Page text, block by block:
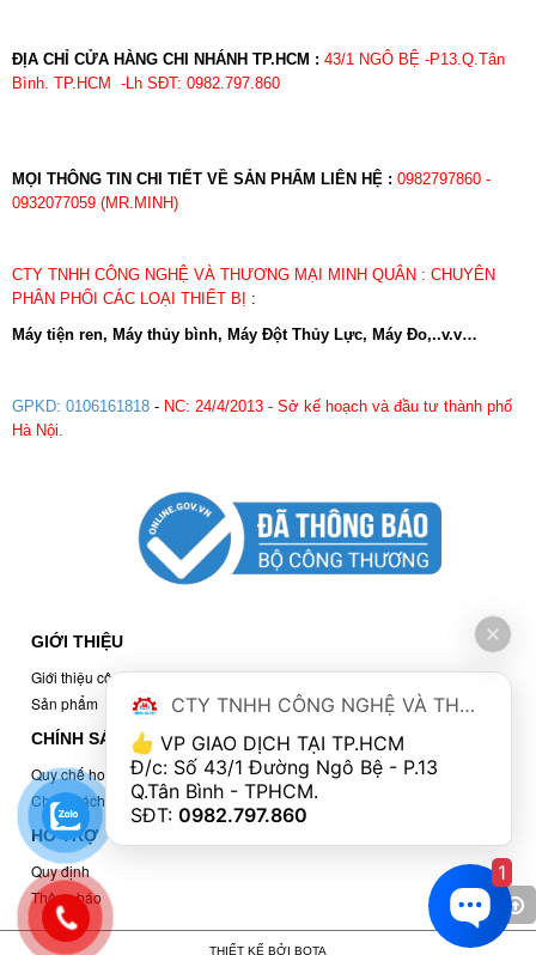
ĐỊA CHỈ CỬA HÀNG CHI NHÁNH TP.HCM : 43/1 NGÔ BỆ -P13.Q.Tân
Bình. TP.HCM -Lh SĐT: 0982.797.860
MỌI THÔNG TIN CHI TIẾT VỀ SẢN PHẨM LIÊN HỆ : 0982797860 -
0932077059 (MR.MINH)
CTY TNHH CÔNG NGHỆ VÀ THƯƠNG MẠI MINH QUÂN : CHUYÊN
PHÂN PHỐI CÁC LOẠI THIẾT BỊ
:
Máy tiện ren, Máy thủy bình, Máy Đột Thủy Lực, Máy Đo,..v.v…
GPKD: 0106161818 - NC: 24/4/2013 - Sở kế hoạch và đầu tư thành phố
Hà Nội.
GIỚI THIỆU
Giới thiệu công ty
Sản phẩm
CHÍNH SÁCH
Quy chế hoạt động
Chính sách bảo mật
HỖ TRỢ
Quy định
Thông báo
THIẾT KẾ BỞI BOTA
CTY TNHH CÔNG NGHỆ VÀ THƯƠNG MẠI MINH QUÂN
VP GIAO DỊCH TẠI TP.HCM
Đ/c: Số 43/1 Đường Ngô Bệ - P.13
Q.Tân Bình - TPHCM.
SĐT: 0982.797.860
1